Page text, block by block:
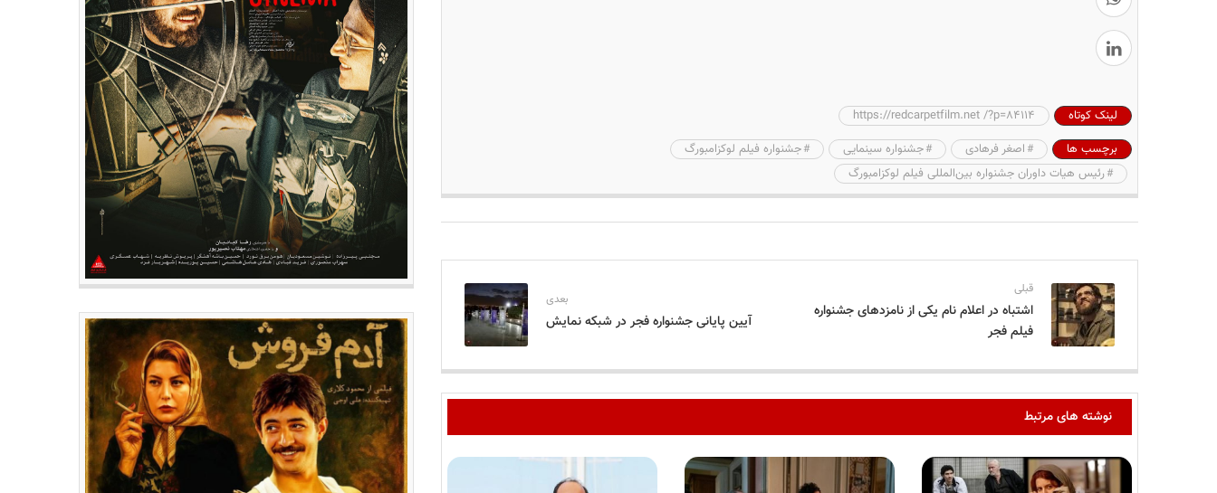
لینک کوتاه
https://redcarpetfilm.net /?p=84114
برچسب ها
اصغر فرهادی جشنواره سینمایی
جشنواره فیلم لوکزامبورگ
رئیس هیات داوران جشنواره بین‌المللی فیلم لوکزامبورگ
قبلی
اشتباه در اعلام نام یکی از نامزدهای جشنواره
فیلم فجر
بعدی
آیین پایانی جشنواره فجر در شبکه نمایش
نوشته های مرتبط